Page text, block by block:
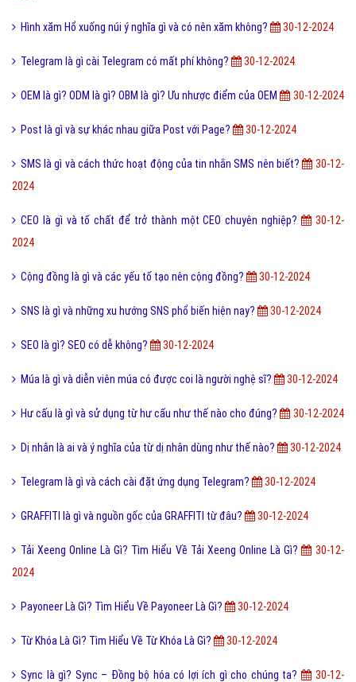
Hình xăm Hổ xuống núi ý nghĩa gì và có nên xăm không? 30-12-2024
Telegram là gì cài Telegram có mất phí không? 30-12-2024
OEM là gì? ODM là gì? OBM là gì? Ưu nhược điểm của OEM 30-12-2024
Post là gì và sự khác nhau giữa Post với Page? 30-12-2024
SMS là gì và cách thức hoạt động của tin nhắn SMS nên biết?
30-12-
2024
CEO là gì và tố chất để trở thành một CEO chuyên nghiệp?
30-12-
2024
Cộng đồng là gì và các yếu tố tạo nên cộng đồng? 30-12-2024
SNS là gì và những xu hướng SNS phổ biến hiện nay? 30-12-2024
SEO là gì? SEO có dễ không? 30-12-2024
Múa là gì và diễn viên múa có được coi là người nghệ sĩ? 30-12-2024
Hư cấu là gì và sử dụng từ hư cấu như thế nào cho đúng? 30-12-2024
Dị nhân là ai và ý nghĩa của từ dị nhân dùng như thế nào? 30-12-2024
Telegram là gì và cách cài đặt ứng dụng Telegram? 30-12-2024
GRAFFITI là gì và nguồn gốc của GRAFFITI từ đâu? 30-12-2024
Tải Xeeng Online Là Gì? Tìm Hiểu Về Tải Xeeng Online Là Gì?
30-12-
2024
Payoneer Là Gì? Tìm Hiểu Về Payoneer Là Gì? 30-12-2024
Từ Khóa Là Gì? Tìm Hiểu Về Từ Khóa Là Gì? 30-12-2024
Sync là gì? Sync – Đồng bộ hóa có lợi ích gì cho chúng ta?
30-12-